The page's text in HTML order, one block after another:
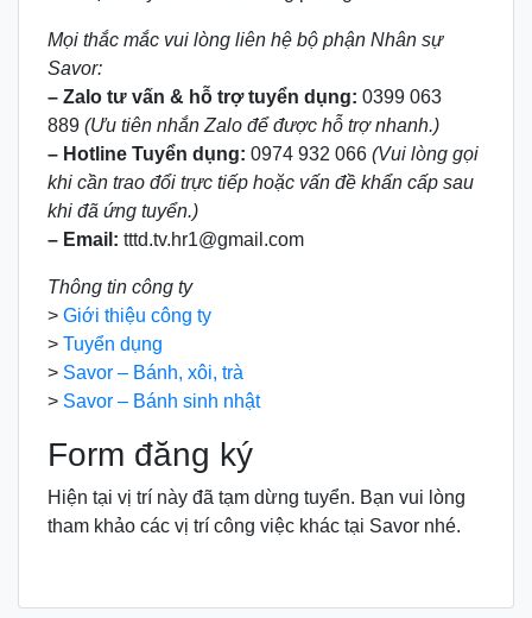
Mọi thắc mắc vui lòng liên hệ bộ phận Nhân sự
Savor:
– Zalo tư vấn & hỗ trợ tuyển dụng: 0399 063
889 (Ưu tiên nhắn Zalo để được hỗ trợ nhanh.)
– Hotline Tuyển dụng: 0974 932 066 (Vui lòng gọi
khi cần trao đổi trực tiếp hoặc vấn đề khẩn cấp sau
khi đã ứng tuyển.)
– Email: tttd.tv.hr1@gmail.com
Thông tin công ty
> Giới thiệu công ty
> Tuyển dụng
> Savor – Bánh, xôi, trà
> Savor – Bánh sinh nhật
Form đăng ký
Hiện tại vị trí này đã tạm dừng tuyển. Bạn vui lòng
tham khảo các vị trí công việc khác tại Savor nhé.